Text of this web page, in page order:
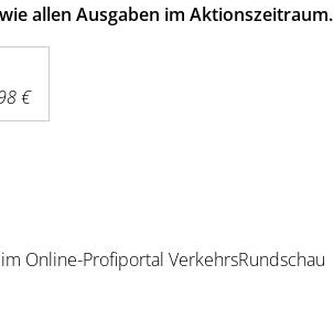
allen Ausgaben im Aktionszeitraum.
€
Online-Profiportal VerkehrsRundschau